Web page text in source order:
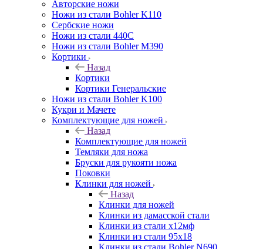
Авторские ножи
Ножи из стали Bohler K110
Сербские ножи
Ножи из стали 440С
Ножи из стали Bohler M390
Кортики
Назад
Кортики
Кортики Генеральские
Ножи из стали Bohler K100
Кукри и Мачете
Комплектующие для ножей
Назад
Комплектующие для ножей
Темляки для ножа
Бруски для рукояти ножа
Поковки
Клинки для ножей
Назад
Клинки для ножей
Клинки из дамасской стали
Клинки из стали х12мф
Клинки из стали 95х18
Клинки из стали Bohler N690